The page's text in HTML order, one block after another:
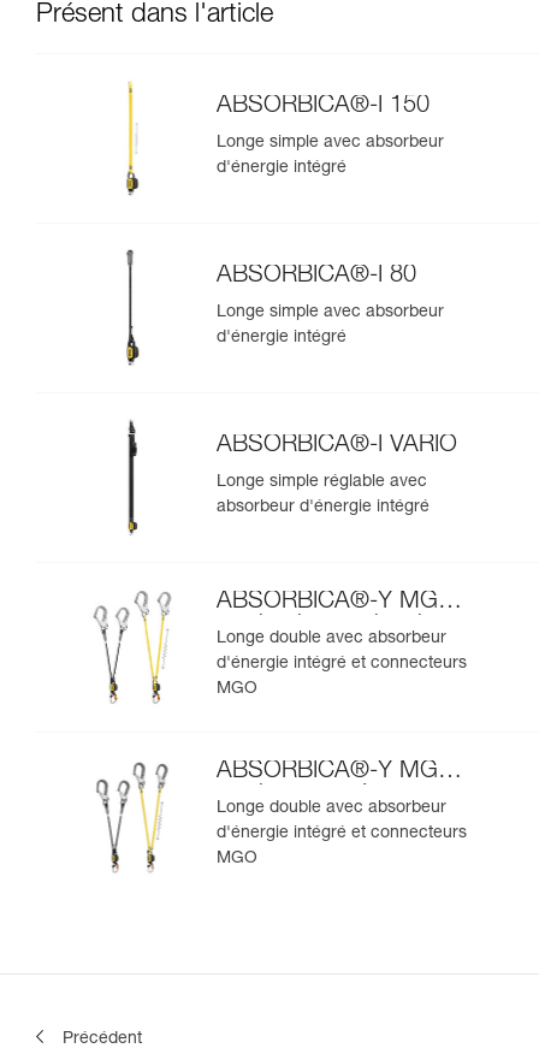
Présent dans l'article
ABSORBICA®-I 150
Longe simple avec absorbeur
d'énergie intégré
ABSORBICA®-I 80
Longe simple avec absorbeur
d'énergie intégré
ABSORBICA®-I VARIO
Longe simple réglable avec
absorbeur d'énergie intégré
ABSORBICA®-Y MGO
version internationale
Longe double avec absorbeur
d'énergie intégré et connecteurs
MGO
ABSORBICA®-Y MGO
version européenne
Longe double avec absorbeur
d'énergie intégré et connecteurs
MGO
Précédent